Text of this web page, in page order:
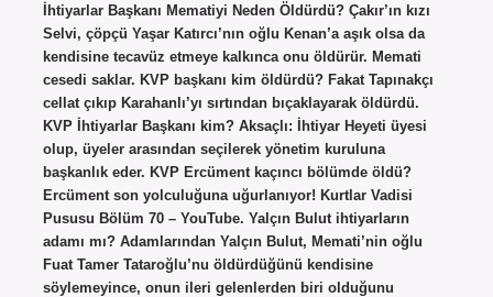
İhtiyarlar Başkanı Mematiyi Neden Öldürdü? Çakır’ın kızı
Selvi, çöpçü Yaşar Katırcı’nın oğlu Kenan’a aşık olsa da
kendisine tecavüz etmeye kalkınca onu öldürür. Memati
cesedi saklar. KVP başkanı kim öldürdü? Fakat Tapınakçı
cellat çıkıp Karahanlı’yı sırtından bıçaklayarak öldürdü.
KVP İhtiyarlar Başkanı kim? Aksaçlı: İhtiyar Heyeti üyesi
olup, üyeler arasından seçilerek yönetim kuruluna
başkanlık eder. KVP Ercüment kaçıncı bölümde öldü?
Ercüment son yolculuğuna uğurlanıyor! Kurtlar Vadisi
Pususu Bölüm 70 – YouTube. Yalçın Bulut ihtiyarların
adamı mı? Adamlarından Yalçın Bulut, Memati’nin oğlu
Fuat Tamer Tataroğlu’nu öldürdüğünü kendisine
söylemeyince, onun ileri gelenlerden biri olduğunu